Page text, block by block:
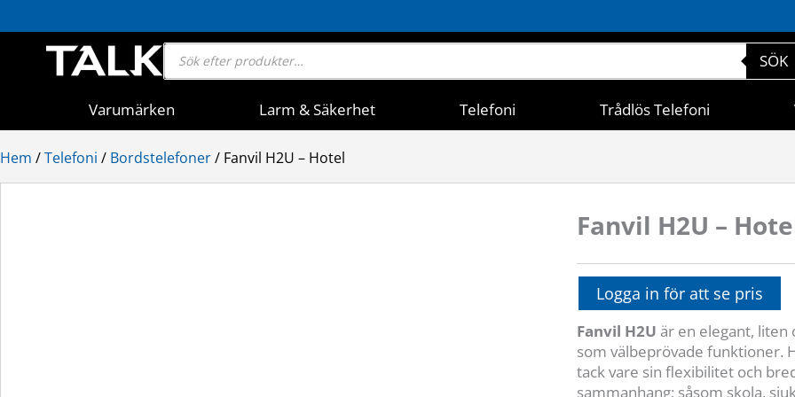
Products
search SÖK
Varumärken Larm & Säkerhet Telefoni Trådlös Telefoni
Hem /Telefoni / Bordstelefoner/ Fanvil H2U – Hotel
Fanvil H2U –
Logga in för att se pris
Fanvil H2U är en elegant, liten
som välbeprövade funktioner.
tack vare sin flexibilitet och
sammanhang; såsom skola,